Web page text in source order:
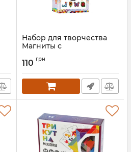
Набор для творчества
Магниты с
насекомые" УМНЯШКА
Артикул: TM-012
110 грн